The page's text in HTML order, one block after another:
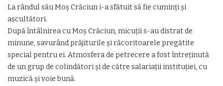
La rândul său Moș Crăciun i-a sfătuit să fie cuminți și
ascultători.
După întâlnirea cu Moș Crăciun, micuții s-au distrat de
minune, savurând prăjiturile și răcoritoarele pregătite
special pentru ei. Atmosfera de petrecere a fost întreținută
de un grup de colindători și de către salariații instituției, cu
muzică și voie bună.